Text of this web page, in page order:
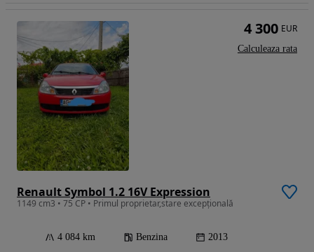
Renault Symbol 1.2 16V Expression
1149 cm3 • 75 CP • Primul proprietar,stare excepțională
4 084 km Benzina 2013
4 300 EUR
Calculeaza rata